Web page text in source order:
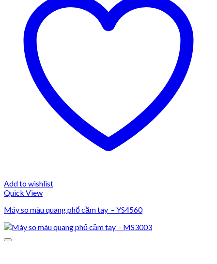
Add to wishlist
Quick View
Máy so màu quang phổ cầm tay – YS4560